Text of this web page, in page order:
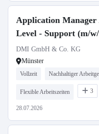
Application Manager
Level - Support (m/
DMI GmbH & Co. KG
Münster
Vollzeit Nachhaltiger
Flexible Arbeitszeiten 3
28.07.2026